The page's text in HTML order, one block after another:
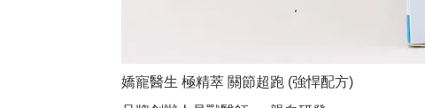
嬌寵醫生 極精萃 關節超跑 (強悍配方)